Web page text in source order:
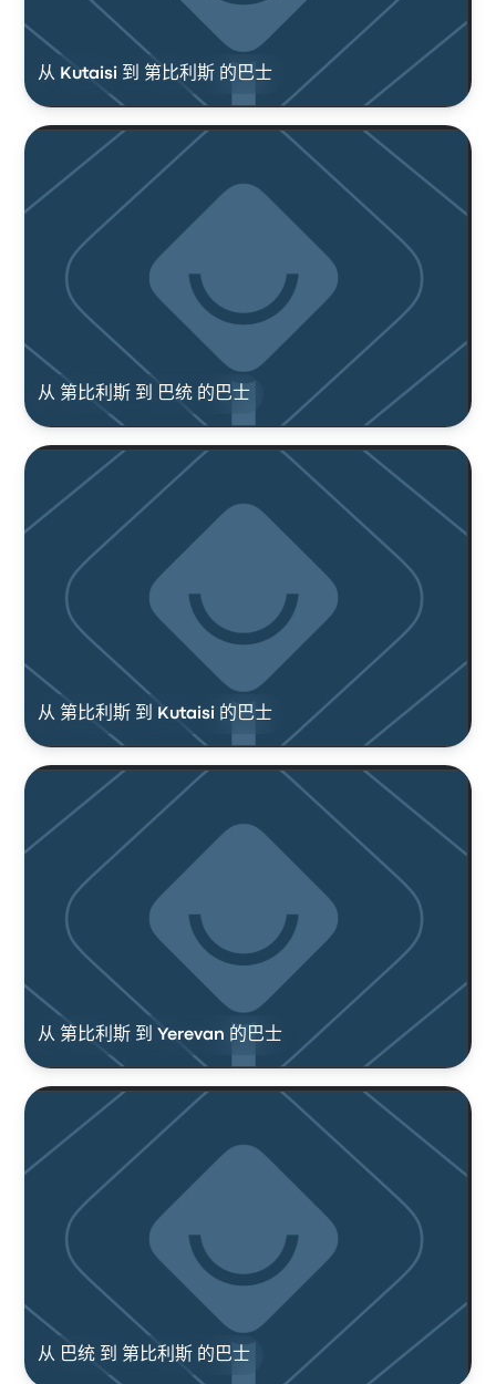
从 Kutaisi 到 第比利斯 的巴士
从 第比利斯 到 巴统 的巴士
从 第比利斯 到 Kutaisi 的巴士
从 第比利斯 到 Yerevan 的巴士
从 巴统 到 第比利斯 的巴士